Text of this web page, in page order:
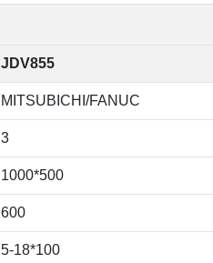
JDV855
MITSUBICHI/FANUC
3
1000*500
600
5-18*100